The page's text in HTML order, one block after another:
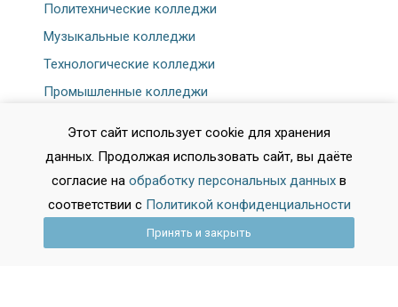
Политехнические колледжи
Музыкальные колледжи
Технологические колледжи
Промышленные колледжи
Колледжи транспорта
Педагогические колледжи
Аграрные колледжи
Этот сайт использует cookie для хранения
данных. Продолжая использовать сайт, вы даёте
согласие на обработку персональных данных в
соответствии с Политикой конфиденциальности
Принять и закрыть